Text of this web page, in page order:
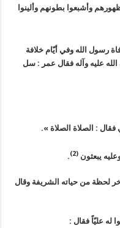
وأشبعوا بطونهم وألينوا
رسول الله وفي أيّام خلافة
الله عليه وآله فقال عمر : سل
: الصلاة الصلاة ».
يبعثون(2)
.
لحظة من حياته الشريفة وقال
له عليّاً فقال :